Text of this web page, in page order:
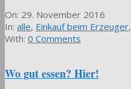
2016-
11-
29
On: 29. November 2016
In: alle, Einkauf beim Erzeuger,
With: 0 Comments
Wo gut essen? Hier!